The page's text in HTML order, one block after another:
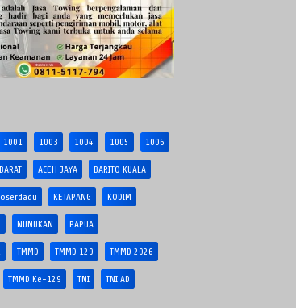
1001 1003 1004 1005 1006
ACEH JAYA BARITO KUALA
KETAPANG KODIM
NUNUKAN PAPUA
TMMD TMMD 129 TMMD 2026
TMMD Ke-129 TNI TNI AD